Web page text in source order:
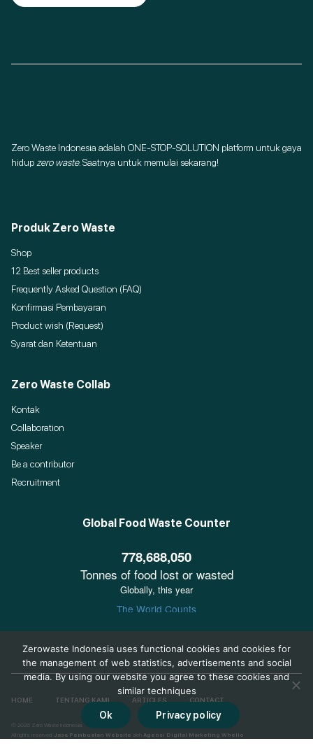
Zero Waste Indonesia adalah ONE-STOP-SOLUTION platform untuk gaya
hidup zero waste. Saatnya untuk memulai sekarang!
Produk Zero Waste
Shop
12 Best seller products
Frequently Asked Question (FAQ)
Konfirmasi Pembayaran
Product wish (Request)
Syarat dan Ketentuan
Zero Waste Collab
Kontak
Collaboration
Speaker
Be a contributor
Recruitment
Global Food Waste Counter
HOME TENTANG KAMI ARTICLES CONTACT
© 2026 Zero Waste Indonesia.
All rights reserved. Jasa Pembuatan Website oleh Agensi Digital Marketing Whello
Zerowaste Indonesia uses functional cookies and cookies for
the management of web statistics, advertisements and social
media. By using our website you agree to these cookies and
similar techniques
Ok Privacy policy